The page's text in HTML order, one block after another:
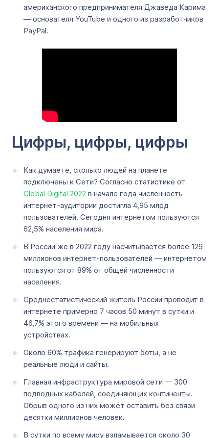
американского предпринимателя Джаведа Карима
— основателя YouTube и одного из разработчиков
PayPal.
Цифры, цифры, цифры
Как думаете, сколько людей на планете
подключены к Сети? Согласно статистике от
Global Digital 2022 в начале года численность
интернет-аудитории достигла 4,95 млрд
пользователей. Сегодня интернетом пользуются
62,5% населения мира.
В России же в 2022 году насчитывается более 129
миллионов интернет-пользователей — интернетом
пользуются от 89% от общей численности
населения.
Среднестатистический житель России проводит в
интернете примерно 7 часов 50 минут в сутки и
46,7% этого времени — на мобильных
устройствах.
Около 60% трафика генерируют боты, а не
реальные люди и сайты.
Главная инфраструктура мировой сети — 300
подводных кабелей, соединяющих континенты.
Обрыв одного из них может оставить без связи
десятки миллионов человек.
В сутки по всему миру взламывается около 30